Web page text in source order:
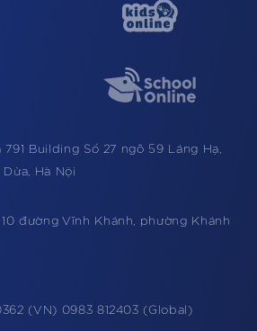
791 Building Số 27 ngõ 59 Láng Hạ,
Hà Nội
10 đường Vĩnh Khánh, phường Khánh
(VN) 0983 812403 (Global)